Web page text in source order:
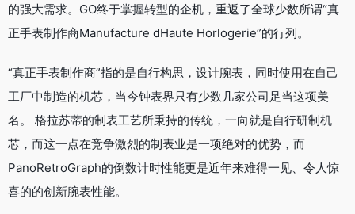
的强大需求。GO终于掌握转型的企机，重返了全球少数所谓“真
正手表制作商Manufacture dHaute Horlogerie”的行列。
“真正手表制作商”指的是自行构思，设计腕表，同时使用在自己
工厂中制造的机芯，当今钟表界只有少数几家公司足当这项美
名。 格拉苏蒂的制表工艺所秉持的传统，一向就是自行研制机
芯，而这一点在竞争激烈的制表业是一项绝对的优势，而
PanoRetroGraph的倒数计时性能更是近年来难得一见、令人惊
喜的的创新腕表性能。